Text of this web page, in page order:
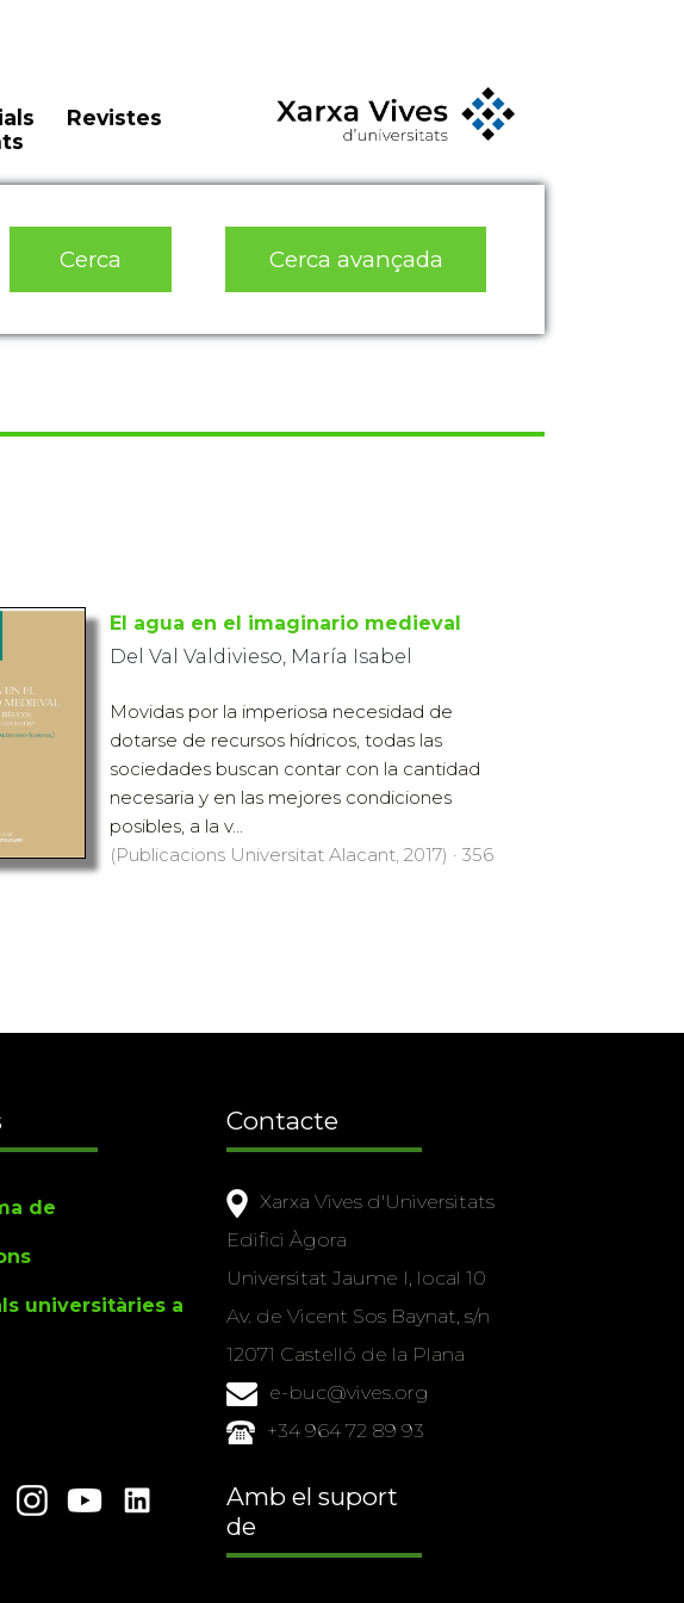
Revistes
Cerca Cerca avançada
El agua en el imaginario medieval
Del Val Valdivieso, María Isabel
Movidas por la imperiosa necesidad de
dotarse de recursos hídricos, todas las
sociedades buscan contar con la cantidad
necesaria y en las mejores condiciones
posibles, a la v...
(Publicacions Universitat Alacant, 2017) · 356
de
universitàries a
Contacte
Xarxa Vives d'Universitats
Edifici Àgora
Universitat Jaume I, local 10
Av. de Vicent Sos Baynat, s/n
12071 Castelló de la Plana
e-buc@vives.org
+34 964 72 89 93
Amb el suport
de